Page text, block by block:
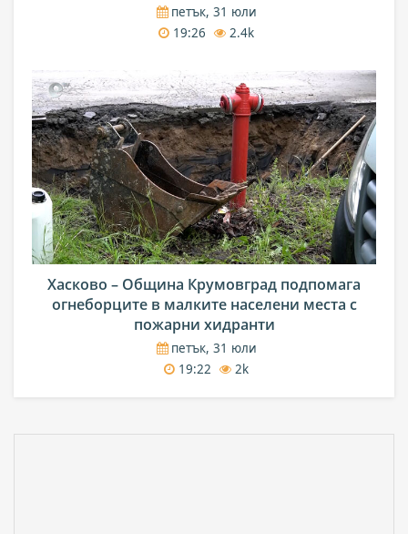
петък, 31 юли
19:26
2.4k
Хасково – Община Крумовград подпомага
огнеборците в малките населени места с
пожарни хидранти
петък, 31 юли
19:22
2k